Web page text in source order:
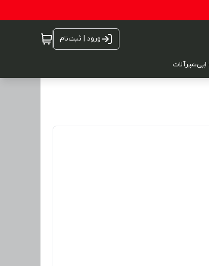
ورود | ثبت‌نام
اییشیرآلات